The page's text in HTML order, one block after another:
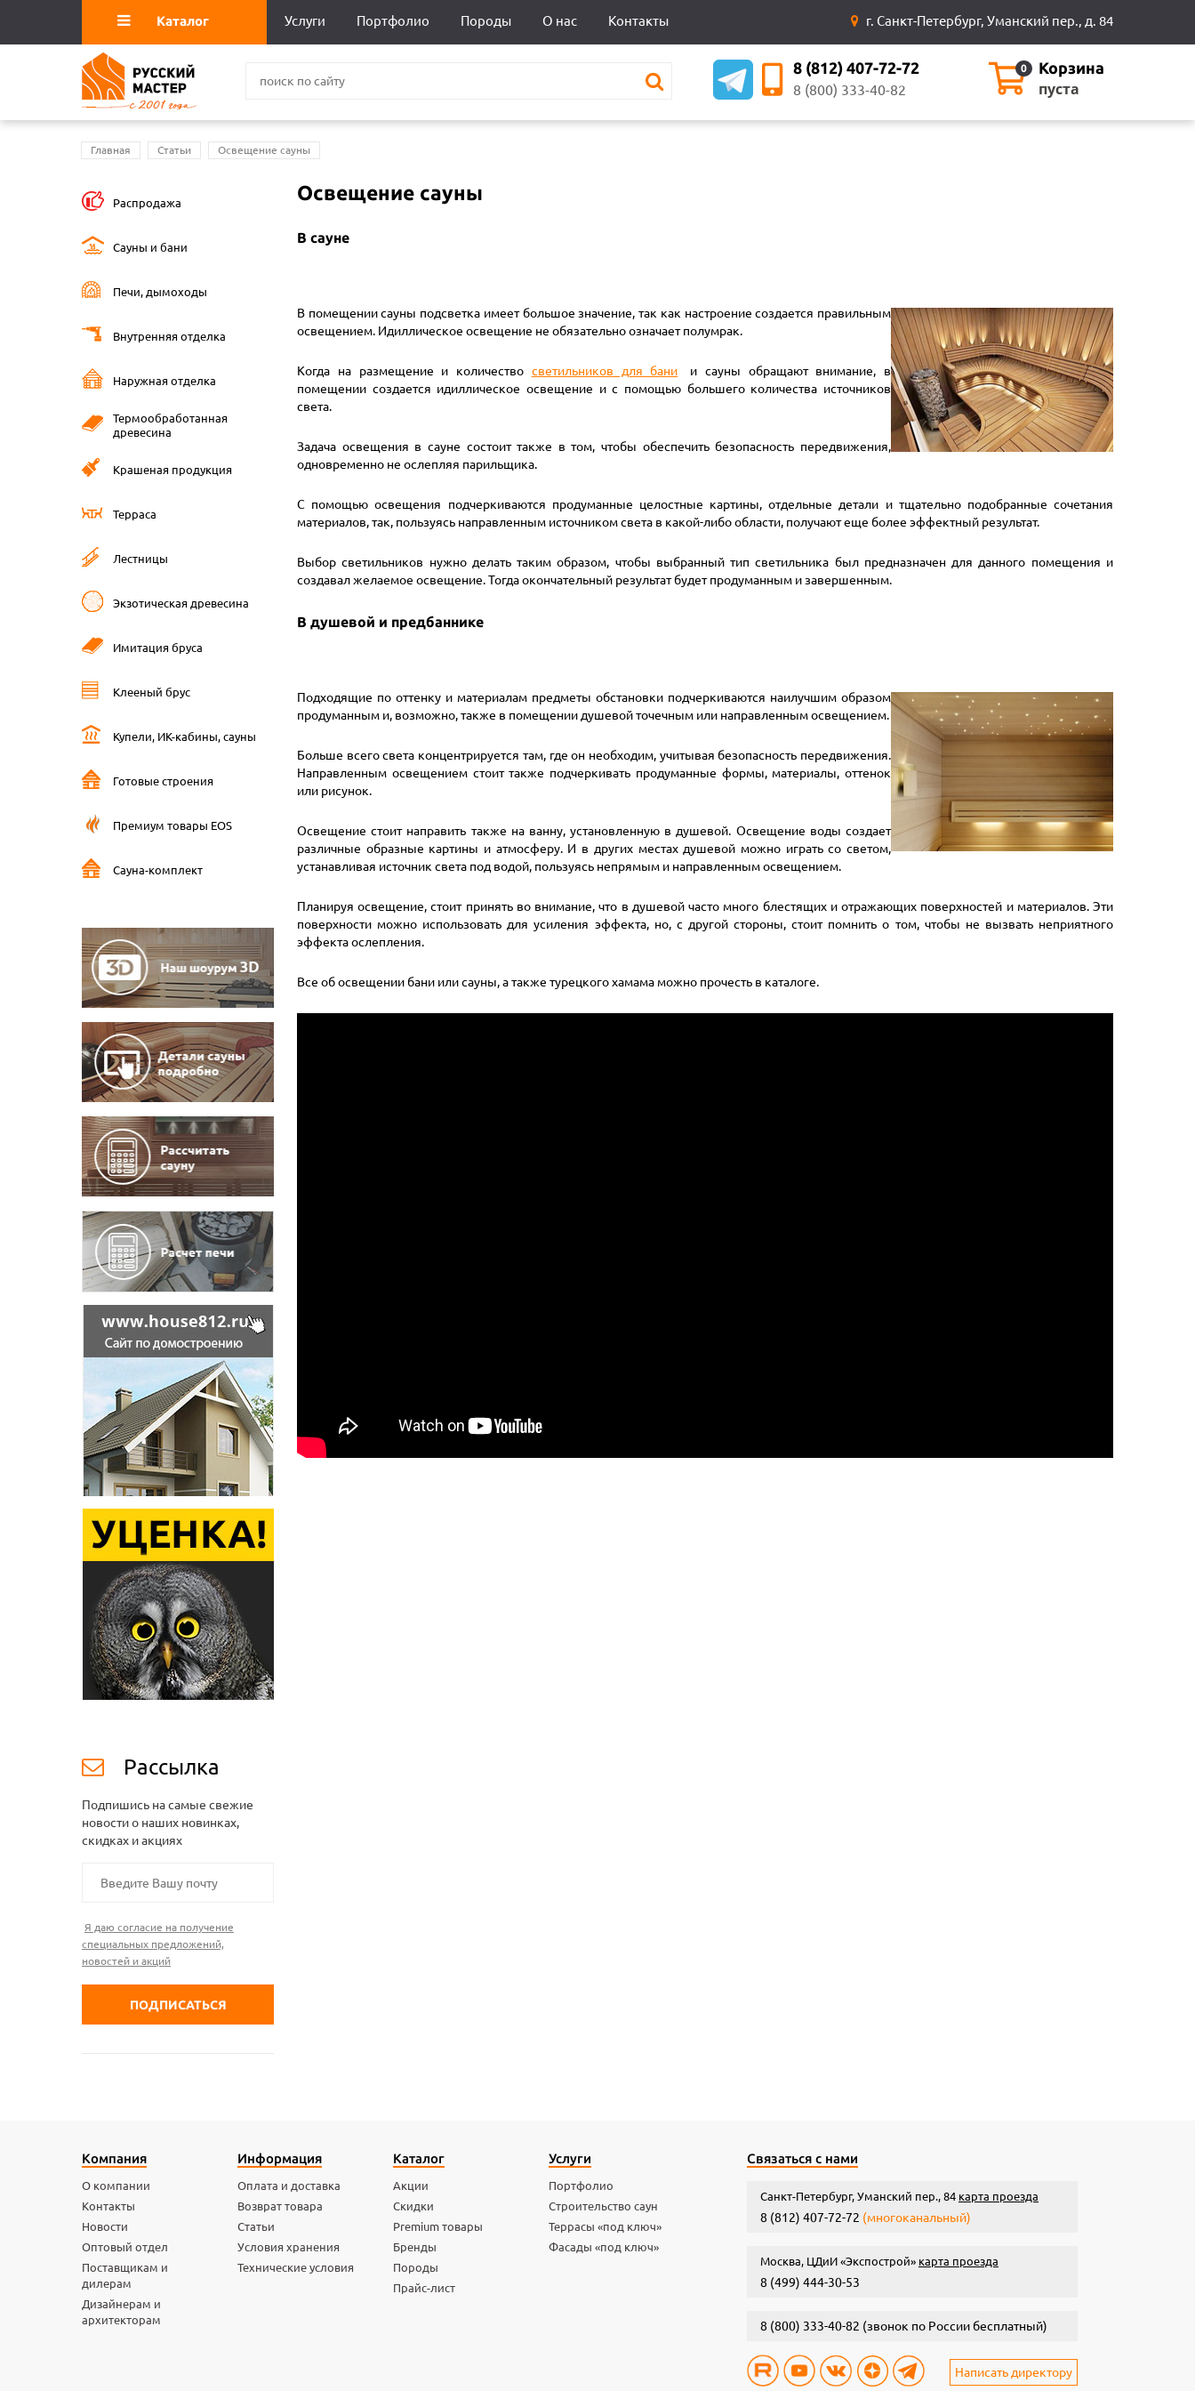
Каталог Услуги Портфолио Породы О нас Контакты г. Санкт-Петербург, Уманский пер., д. 84
Корзина
0
пуста
8 (812) 407-72-72
8 (800) 333-40-82
Главная Статьи Освещение сауны
Освещение сауны
В сауне
В помещении сауны подсветка имеет большое значение, так как настроение создается правильным
освещением. Идиллическое освещение не обязательно означает полумрак.
Когда на размещение и количество светильников для бани
и сауны обращают внимание, в
помещении создается идиллическое освещение и с помощью большего количества источников
света.
Задача освещения в сауне состоит также в том, чтобы обеспечить безопасность передвижения,
одновременно не ослепляя парильщика.
С помощью освещения подчеркиваются продуманные целостные картины, отдельные детали и тщательно подобранные сочетания
материалов, так, пользуясь направленным источником света в какой-либо области, получают еще более эффектный результат.
Выбор светильников нужно делать таким образом, чтобы выбранный тип светильника был предназначен для данного помещения и
создавал желаемое освещение. Тогда окончательный результат будет продуманным и завершенным.
В душевой и предбаннике
Подходящие по оттенку и материалам предметы обстановки подчеркиваются наилучшим образом
продуманным и, возможно, также в помещении душевой точечным или направленным освещением.
Больше всего света концентрируется там, где он необходим, учитывая безопасность передвижения.
Направленным освещением стоит также подчеркивать продуманные формы, материалы, оттенок
или рисунок.
Освещение стоит направить также на ванну, установленную в душевой. Освещение воды создает
различные образные картины и атмосферу. И в других местах душевой можно играть со светом,
устанавливая источник света под водой, пользуясь непрямым и направленным освещением.
Планируя освещение, стоит принять во внимание, что в душевой часто много блестящих и отражающих поверхностей и материалов. Эти
поверхности можно использовать для усиления эффекта, но, с другой стороны, стоит помнить о том, чтобы не вызвать неприятного
эффекта ослепления.
Все об освещении бани или сауны, а также турецкого хамама можно прочесть в каталоге.
Распродажа
Сауны и бани
Печи, дымоходы
Внутренняя отделка
Наружная отделка
Термообработанная
древесина
Крашеная продукция
Терраса
Лестницы
Экзотическая древесина
Имитация бруса
Клееный брус
Купели, ИК-кабины, сауны
Готовые строения
Премиум товары EOS
Сауна-комплект
Рассылка
Подпишись на самые свежие
новости о наших новинках,
скидках и акциях
Я даю согласие на получение
специальных предложений,
новостей и акций
Компания
О компании
Контакты
Новости
Оптовый отдел
Поставщикам и
дилерам
Дизайнерам и
архитекторам
Информация
Оплата и доставка
Возврат товара
Статьи
Условия хранения
Технические условия
Каталог
Акции
Скидки
Premium товары
Бренды
Породы
Прайс-лист
Услуги
Портфолио
Строительство саун
Террасы «под ключ»
Фасады «под ключ»
Связаться с нами
Санкт-Петербург, Уманский пер., 84 карта проезда
8 (812) 407-72-72 (многоканальный)
Москва, ЦДиИ «Экспострой» карта проезда
8 (499) 444-30-53
8 (800) 333-40-82 (звонок по России бесплатный)
Написать директору